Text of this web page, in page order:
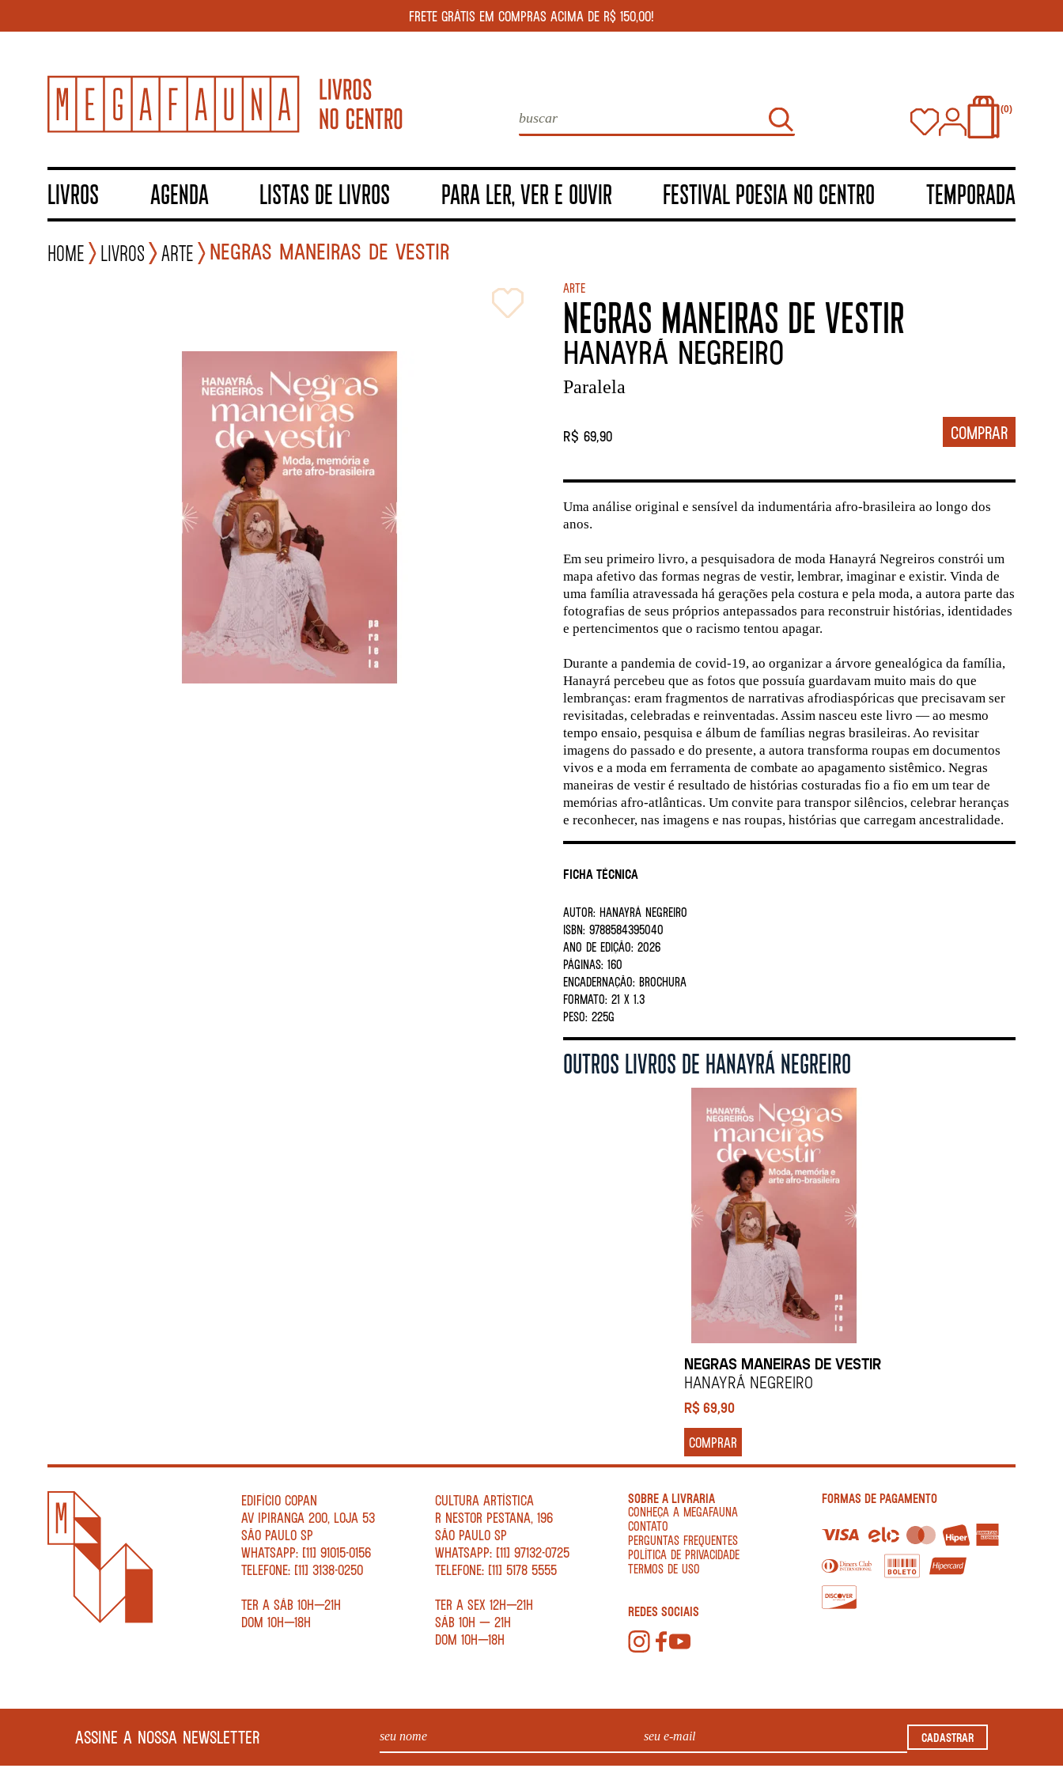
FRETE GRÁTIS EM COMPRAS ACIMA DE R$ 150,00!
0
LIVROS AGENDA LISTAS DE LIVROS PARA LER, VER E OUVIR FESTIVAL POESIA NO CENTRO TEMPORADA
Home Livros Arte NEGRAS MANEIRAS DE VESTIR
Arte
NEGRAS MANEIRAS DE VESTIR
Hanayrá Negreiro
Paralela
R$ 69,90
Ficha Técnica
AUTOR: Hanayrá Negreiro
ISBN: 9788584395040
ANO DE EDIÇÃO: 2026
PÁGINAS: 160
ENCADERNAÇÃO: BROCHURA
FORMATO: 21 X 1.3
PESO: 225G
Uma análise original e sensível da indumentária afro-brasileira ao longo dos
anos.
Em seu primeiro livro, a pesquisadora de moda Hanayrá Negreiros constrói um
mapa afetivo das formas negras de vestir, lembrar, imaginar e existir. Vinda de
uma família atravessada há gerações pela costura e pela moda, a autora parte das
fotografias de seus próprios antepassados para reconstruir histórias, identidades
e pertencimentos que o racismo tentou apagar.
Durante a pandemia de covid-19, ao organizar a árvore genealógica da família,
Hanayrá percebeu que as fotos que possuía guardavam muito mais do que
lembranças: eram fragmentos de narrativas afrodiaspóricas que precisavam ser
revisitadas, celebradas e reinventadas. Assim nasceu este livro — ao mesmo
tempo ensaio, pesquisa e álbum de famílias negras brasileiras. Ao revisitar
imagens do passado e do presente, a autora transforma roupas em documentos
vivos e a moda em ferramenta de combate ao apagamento sistêmico. Negras
maneiras de vestir é resultado de histórias costuradas fio a fio em um tear de
memórias afro-atlânticas. Um convite para transpor silêncios, celebrar heranças
e reconhecer, nas imagens e nas roupas, histórias que carregam ancestralidade.
OUTROS LIVROS DE HANAYRÁ NEGREIRO
NEGRAS MANEIRAS DE VESTIR
Hanayrá Negreiro
R$69,90
COMPRAR
EDIFÍCIO COPAN
AV IPIRANGA 200, LOJA 53
SÃO PAULO SP
WHATSAPP: [11] 91015-0156
TELEFONE: [11] 3138-0250
TER A SÁB 10H—21H
DOM 10H—18H
CULTURA ARTÍSTICA
R NESTOR PESTANA, 196
SÃO PAULO SP
WHATSAPP: [11] 97132-0725
TELEFONE: [11] 5178 5555
TER A SEX 12H—21H
SÁB 10H — 21H
DOM 10H—18H
SOBRE A LIVRARIA
CONHEÇA A MEGAFAUNA
CONTATO
PERGUNTAS FREQUENTES
POLÍTICA DE PRIVACIDADE
TERMOS DE USO
REDES SOCIAIS
FORMAS DE PAGAMENTO
ASSINE A NOSSA NEWSLETTER CADASTRAR